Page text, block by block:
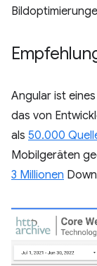
Angular ist
das von
als 50.000
Mobilgeräten
3 Millionen